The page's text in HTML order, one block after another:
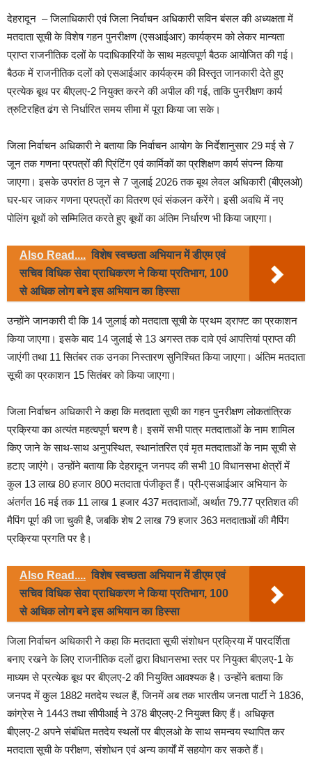
देहरादून – जिलाधिकारी एवं जिला निर्वाचन अधिकारी सविन बंसल की अध्यक्षता में
मतदाता सूची के विशेष गहन पुनरीक्षण (एसआईआर) कार्यक्रम को लेकर मान्यता
प्राप्त राजनीतिक दलों के पदाधिकारियों के साथ महत्वपूर्ण बैठक आयोजित की गई।
बैठक में राजनीतिक दलों को एसआईआर कार्यक्रम की विस्तृत जानकारी देते हुए
प्रत्येक बूथ पर बीएलए-2 नियुक्त करने की अपील की गई, ताकि पुनरीक्षण कार्य
त्रुटिरहित ढंग से निर्धारित समय सीमा में पूरा किया जा सके।
जिला निर्वाचन अधिकारी ने बताया कि निर्वाचन आयोग के निर्देशानुसार 29 मई से 7
जून तक गणना प्रपत्रों की प्रिंटिंग एवं कार्मिकों का प्रशिक्षण कार्य संपन्न किया
जाएगा। इसके उपरांत 8 जून से 7 जुलाई 2026 तक बूथ लेवल अधिकारी (बीएलओ)
घर-घर जाकर गणना प्रपत्रों का वितरण एवं संकलन करेंगे। इसी अवधि में नए
पोलिंग बूथों को सम्मिलित करते हुए बूथों का अंतिम निर्धारण भी किया जाएगा।
Also Read.... विशेष स्वच्छता अभियान में डीएम एवं
सचिव विधिक सेवा प्राधिकरण ने किया प्रतिभाग, 100
से अधिक लोग बने इस अभियान का हिस्सा
उन्होंने जानकारी दी कि 14 जुलाई को मतदाता सूची के प्रथम ड्राफ्ट का प्रकाशन
किया जाएगा। इसके बाद 14 जुलाई से 13 अगस्त तक दावे एवं आपत्तियां प्राप्त की
जाएंगी तथा 11 सितंबर तक उनका निस्तारण सुनिश्चित किया जाएगा। अंतिम मतदाता
सूची का प्रकाशन 15 सितंबर को किया जाएगा।
जिला निर्वाचन अधिकारी ने कहा कि मतदाता सूची का गहन पुनरीक्षण लोकतांत्रिक
प्रक्रिया का अत्यंत महत्वपूर्ण चरण है। इसमें सभी पात्र मतदाताओं के नाम शामिल
किए जाने के साथ-साथ अनुपस्थित, स्थानांतरित एवं मृत मतदाताओं के नाम सूची से
हटाए जाएंगे। उन्होंने बताया कि देहरादून जनपद की सभी 10 विधानसभा क्षेत्रों में
कुल 13 लाख 80 हजार 800 मतदाता पंजीकृत हैं। प्री-एसआईआर अभियान के
अंतर्गत 16 मई तक 11 लाख 1 हजार 437 मतदाताओं, अर्थात 79.77 प्रतिशत की
मैपिंग पूर्ण की जा चुकी है, जबकि शेष 2 लाख 79 हजार 363 मतदाताओं की मैपिंग
प्रक्रिया प्रगति पर है।
Also Read.... विशेष स्वच्छता अभियान में डीएम एवं
सचिव विधिक सेवा प्राधिकरण ने किया प्रतिभाग, 100
से अधिक लोग बने इस अभियान का हिस्सा
जिला निर्वाचन अधिकारी ने कहा कि मतदाता सूची संशोधन प्रक्रिया में पारदर्शिता
बनाए रखने के लिए राजनीतिक दलों द्वारा विधानसभा स्तर पर नियुक्त बीएलए-1 के
माध्यम से प्रत्येक बूथ पर बीएलए-2 की नियुक्ति आवश्यक है। उन्होंने बताया कि
जनपद में कुल 1882 मतदेय स्थल हैं, जिनमें अब तक भारतीय जनता पार्टी ने 1836,
कांग्रेस ने 1443 तथा सीपीआई ने 378 बीएलए-2 नियुक्त किए हैं। अधिकृत
बीएलए-2 अपने संबंधित मतदेय स्थलों पर बीएलओ के साथ समन्वय स्थापित कर
मतदाता सूची के परीक्षण, संशोधन एवं अन्य कार्यों में सहयोग कर सकते हैं।